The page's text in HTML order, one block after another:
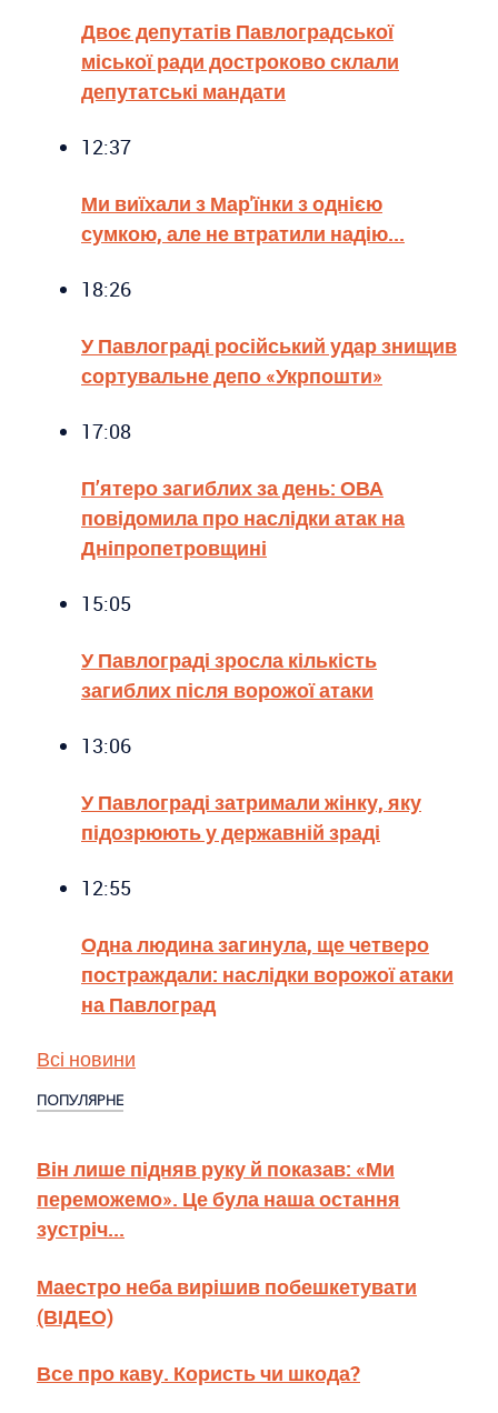
Двоє депутатів Павлоградської
міської ради достроково склали
депутатські мандати
12:37
Ми виїхали з Мар'їнки з однією
сумкою, але не втратили надію...
18:26
У Павлограді російський удар знищив
сортувальне депо «Укрпошти»
17:08
П’ятеро загиблих за день: ОВА
повідомила про наслідки атак на
Дніпропетровщині
15:05
У Павлограді зросла кількість
загиблих після ворожої атаки
13:06
У Павлограді затримали жінку, яку
підозрюють у державній зраді
12:55
Одна людина загинула, ще четверо
постраждали: наслідки ворожої атаки
на Павлоград
Всі новини
ПОПУЛЯРНЕ
Він лише підняв руку й показав: «Ми
переможемо». Це була наша остання
зустріч...
Маестро неба вирішив побешкетувати
(ВІДЕО)
Все про каву. Користь чи шкода?